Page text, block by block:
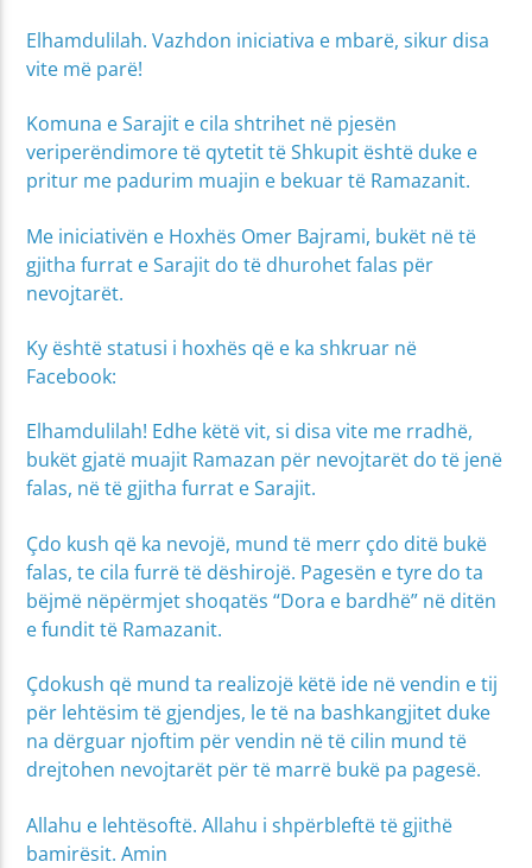
Elhamdulilah. Vazhdon iniciativa e mbarë, sikur disa
vite më parë!
Komuna e Sarajit e cila shtrihet në pjesën
veriperëndimore të qytetit të Shkupit është duke e
pritur me padurim muajin e bekuar të Ramazanit.
Me iniciativën e Hoxhës Omer Bajrami, bukët në të
gjitha furrat e Sarajit do të dhurohet falas për
nevojtarët.
Ky është statusi i hoxhës që e ka shkruar në
Facebook:
Elhamdulilah! Edhe këtë vit, si disa vite me rradhë,
bukët gjatë muajit Ramazan për nevojtarët do të jenë
falas, në të gjitha furrat e Sarajit.
Çdo kush që ka nevojë, mund të merr çdo ditë bukë
falas, te cila furrë të dëshirojë. Pagesën e tyre do ta
bëjmë nëpërmjet shoqatës “Dora e bardhë” në ditën
e fundit të Ramazanit.
Çdokush që mund ta realizojë këtë ide në vendin e tij
për lehtësim të gjendjes, le të na bashkangjitet duke
na dërguar njoftim për vendin në të cilin mund të
drejtohen nevojtarët për të marrë bukë pa pagesë.
Allahu e lehtësoftë. Allahu i shpërbleftë të gjithë
bamirësit. Amin